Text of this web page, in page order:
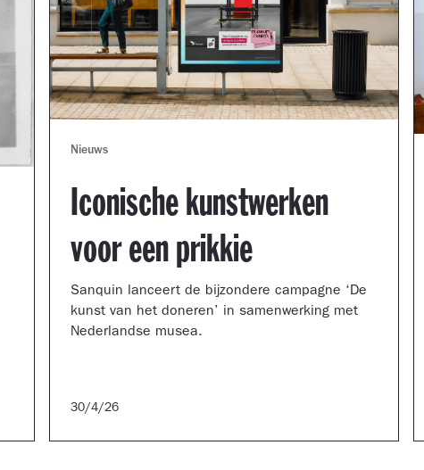
Nieuws
Iconische kunstwerken
voor een prikkie
Sanquin lanceert de bijzondere campagne ‘De
kunst van het doneren’ in samenwerking met
Nederlandse musea.
30/4/26